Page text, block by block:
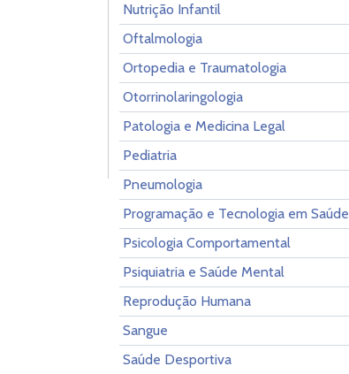
Nutrição Infantil
Oftalmologia
Ortopedia e Traumatologia
Otorrinolaringologia
Patologia e Medicina Legal
Pediatria
Pneumologia
Programação e Tecnologia em Saúde
Psicologia Comportamental
Psiquiatria e Saúde Mental
Reprodução Humana
Sangue
Saúde Desportiva